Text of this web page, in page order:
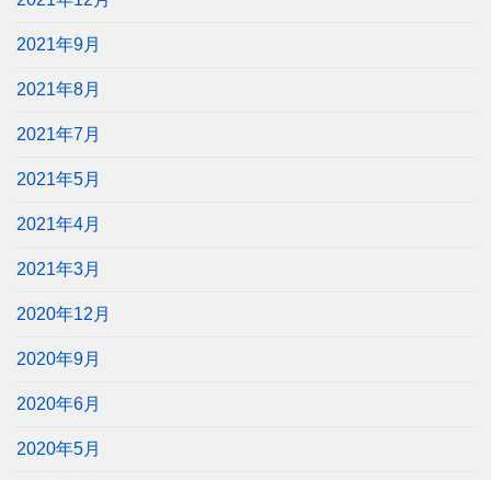
2021年9月
2021年8月
2021年7月
2021年5月
2021年4月
2021年3月
2020年12月
2020年9月
2020年6月
2020年5月